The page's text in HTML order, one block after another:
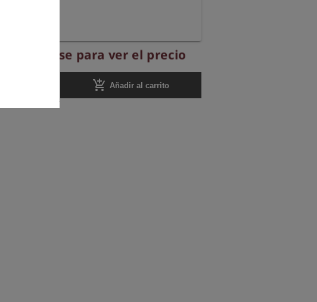
Regístrese para ver el precio
add_shopping_cart Añadir al carrito